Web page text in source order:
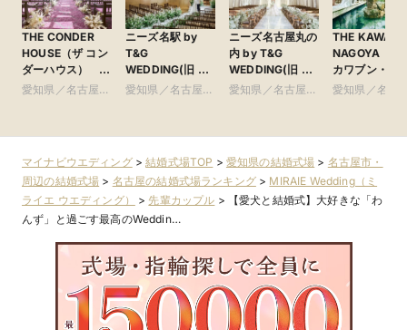
THE CONDER
HOUSE（ザ コン
ダーハウス）
●Plan・Do・See
愛知県／名古屋
ニーズ名駅 by
T&G
WEDDING(旧 イ
ンフィニート 名
愛知県／名古屋
ニーズ名古屋丸の
内 by T&G
WEDDING(旧 ト
リフォーリア
愛知県／名古屋
THE
NAGOYA（ザ
カワブン・ナ
ヤ） ●Plan・
愛知県／名古
マイナビウエディング>結婚式場TOP > 愛知県の結婚式場 > 名古屋市・
周辺の結婚式場 > 名古屋の結婚式場ランキング> MIRAIE Wedding（ミ
ライエ ウエディング）
> 先輩カップル >
【愛犬と結婚式】大好きな「わ
んず」と過ごす最高のWeddin…